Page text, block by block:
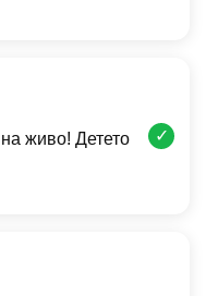
живо! Детето
✓